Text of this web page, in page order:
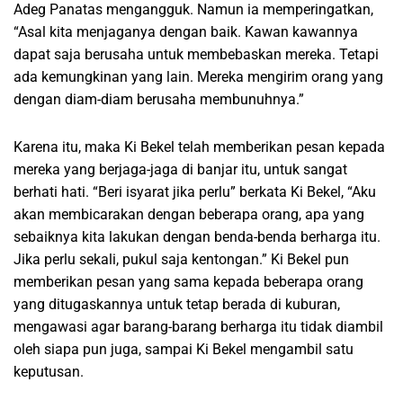
Adeg Panatas mengangguk. Namun ia memperingatkan,
“Asal kita menjaganya dengan baik. Kawan kawannya
dapat saja berusaha untuk membebaskan mereka. Tetapi
ada kemungkinan yang lain. Mereka mengirim orang yang
dengan diam-diam berusaha membunuhnya.”
Karena itu, maka Ki Bekel telah memberikan pesan kepada
mereka yang berjaga-jaga di banjar itu, untuk sangat
berhati hati. “Beri isyarat jika perlu” berkata Ki Bekel, “Aku
akan membicarakan dengan beberapa orang, apa yang
sebaiknya kita lakukan dengan benda-benda berharga itu.
Jika perlu sekali, pukul saja kentongan.” Ki Bekel pun
memberikan pesan yang sama kepada beberapa orang
yang ditugaskannya untuk tetap berada di kuburan,
mengawasi agar barang-barang berharga itu tidak diambil
oleh siapa pun juga, sampai Ki Bekel mengambil satu
keputusan.